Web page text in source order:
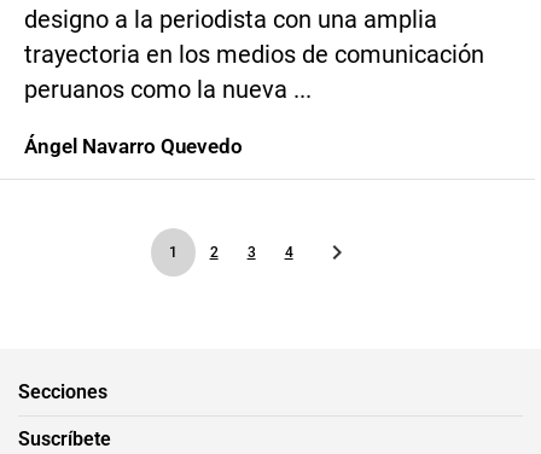
designo a la periodista con una amplia
trayectoria en los medios de comunicación
peruanos como la nueva ...
Ángel Navarro Quevedo
1 2 3 4
Secciones
Suscríbete